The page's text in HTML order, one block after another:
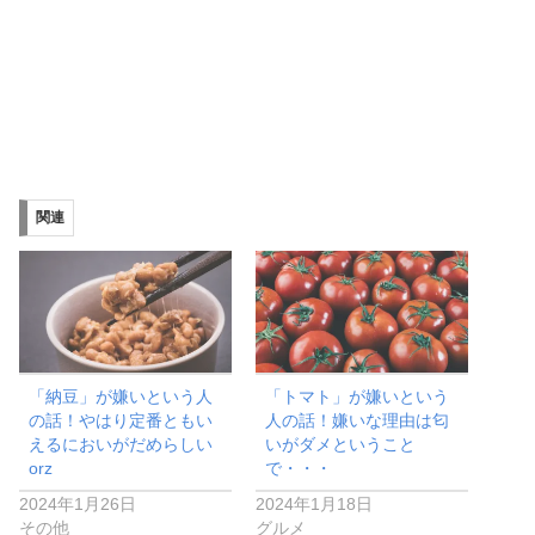
関連
「納豆」が嫌いという人
の話！やはり定番ともい
えるにおいがだめらしい
orz
2024年1月26日
その他
「トマト」が嫌いという
人の話！嫌いな理由は匂
いがダメということ
で・・・
2024年1月18日
グルメ